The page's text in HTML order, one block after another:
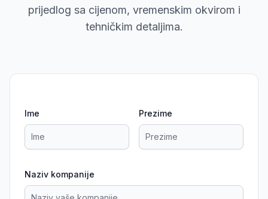
prijedlog sa cijenom, vremenskim okvirom i
tehničkim detaljima.
Ime Prezime
Naziv kompanije